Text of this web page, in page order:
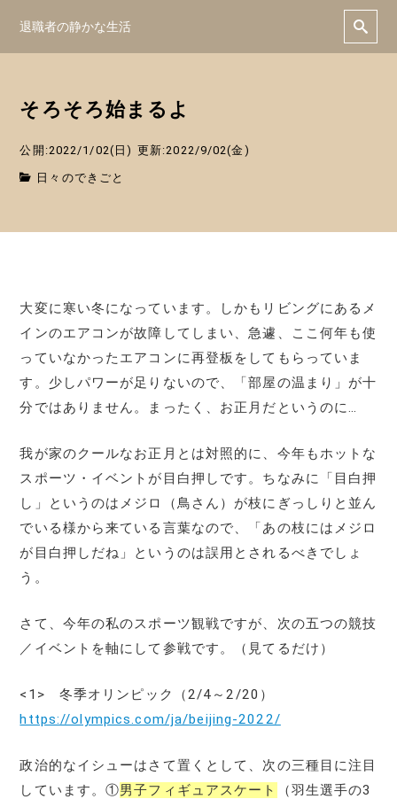
退職者の静かな生活
そろそろ始まるよ
公開:2022/1/02(日) 更新:2022/9/02(金)
日々のできごと
大変に寒い冬になっています。しかもリビングにあるメ
インのエアコンが故障してしまい、急遽、ここ何年も使
っていなかったエアコンに再登板をしてもらっていま
す。少しパワーが足りないので、「部屋の温まり」が十
分ではありません。まったく、お正月だというのに…
我が家のクールなお正月とは対照的に、今年もホットな
スポーツ・イベントが目白押しです。ちなみに「目白押
し」というのはメジロ（鳥さん）が枝にぎっしりと並ん
でいる様から来ている言葉なので、「あの枝にはメジロ
が目白押しだね」というのは誤用とされるべきでしょ
う。
さて、今年の私のスポーツ観戦ですが、次の五つの競技
／イベントを軸にして参戦です。（見てるだけ）
<1> 冬季オリンピック（2/4～2/20）
https://olympics.com/ja/beijing-2022/
政治的なイシューはさて置くとして、次の三種目に注目
しています。①男子フィギュアスケート
（羽生選手の3